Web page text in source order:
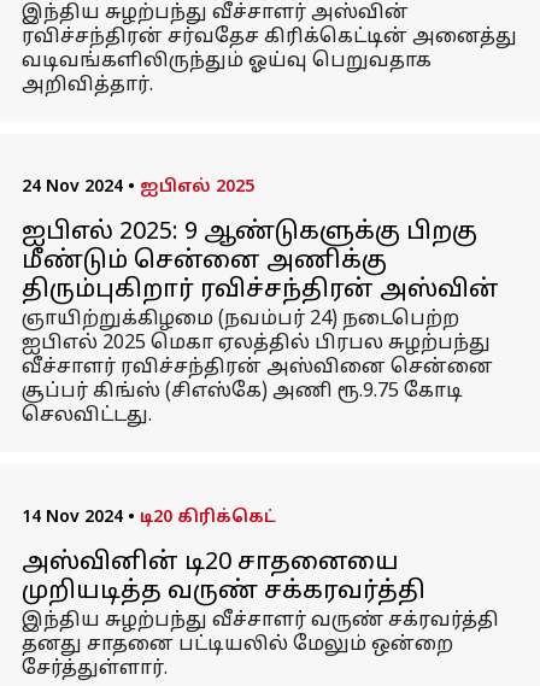
இந்திய சுழற்பந்து வீச்சாளர் அஸ்வின்
ரவிச்சந்திரன் சர்வதேச கிரிக்கெட்டின் அனைத்து
வடிவங்களிலிருந்தும் ஓய்வு பெறுவதாக
அறிவித்தார்.
24 Nov 2024 • ஐபிஎல் 2025
ஐபிஎல் 2025: 9 ஆண்டுகளுக்கு பிறகு
மீண்டும் சென்னை அணிக்கு
திரும்புகிறார் ரவிச்சந்திரன் அஸ்வின்
ஞாயிற்றுக்கிழமை (நவம்பர் 24) நடைபெற்ற
ஐபிஎல் 2025 மெகா ஏலத்தில் பிரபல சுழற்பந்து
வீச்சாளர் ரவிச்சந்திரன் அஸ்வினை சென்னை
சூப்பர் கிங்ஸ் (சிஎஸ்கே) அணி ரூ.9.75 கோடி
செலவிட்டது.
14 Nov 2024 • டி20 கிரிக்கெட்
அஸ்வினின் டி20 சாதனையை
முறியடித்த வருண் சக்கரவர்த்தி
இந்திய சுழற்பந்து வீச்சாளர் வருண் சக்ரவர்த்தி
தனது சாதனை பட்டியலில் மேலும் ஒன்றை
சேர்த்துள்ளார்.